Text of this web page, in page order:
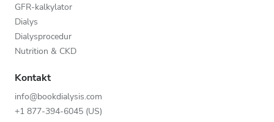
GFR-kalkylator
Dialys
Dialysprocedur
Nutrition & CKD
Kontakt
info@bookdialysis.com
+1 877-394-6045 (US)